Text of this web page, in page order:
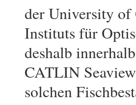
der University of
Instituts für
deshalb
CATLIN
solchen